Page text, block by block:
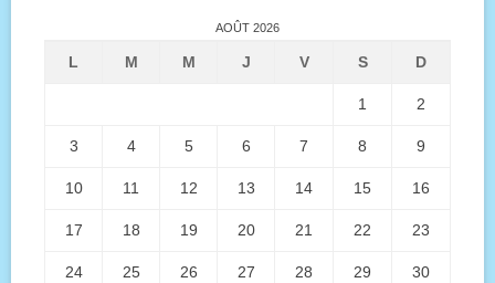
AOÛT 2026
L M M J V S D
1 2
3 4 5 6 7 8 9
10 11 12 13 14 15 16
17 18 19 20 21 22 23
24 25 26 27 28 29 30